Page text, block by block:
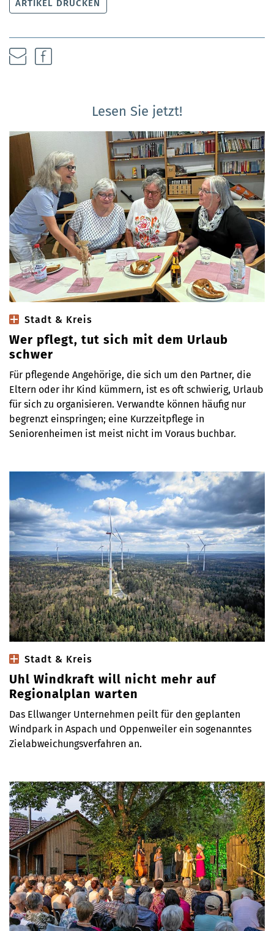
ARTIKEL DRUCKEN
Lesen Sie jetzt!
Stadt & Kreis
Wer pflegt, tut sich mit dem Urlaub
schwer
Für pflegende Angehörige, die sich um den Partner, die
Eltern oder ihr Kind kümmern, ist es oft schwierig, Urlaub
für sich zu organisieren. Verwandte können häufig nur
begrenzt einspringen; eine Kurzzeitpflege in
Seniorenheimen ist meist nicht im Voraus buchbar.
Stadt & Kreis
Uhl Windkraft will nicht mehr auf
Regionalplan warten
Das Ellwanger Unternehmen peilt für den geplanten
Windpark in Aspach und Oppenweiler ein sogenanntes
Zielabweichungsverfahren an.